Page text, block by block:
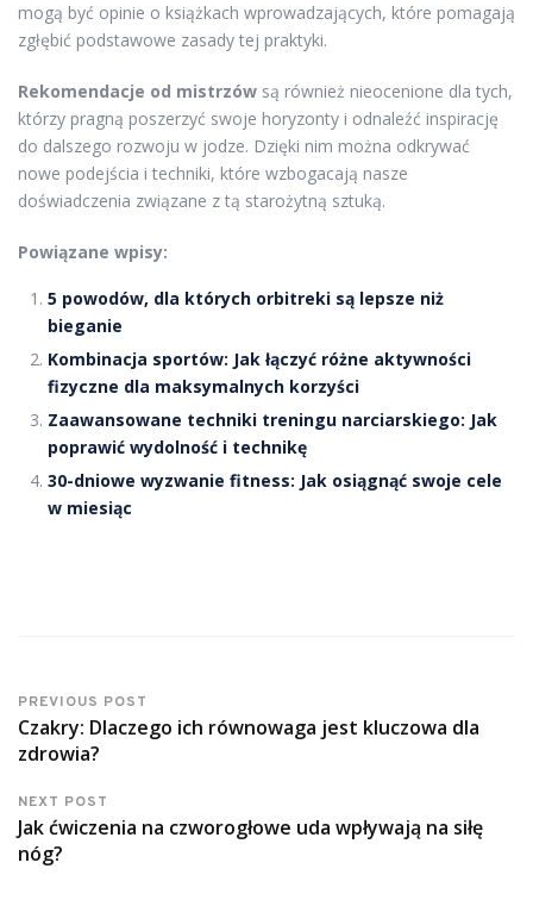
mogą być opinie o książkach wprowadzających, które pomagają
zgłębić podstawowe zasady tej praktyki.
Rekomendacje od mistrzów są również nieocenione dla tych,
którzy pragną poszerzyć swoje horyzonty i odnaleźć inspirację
do dalszego rozwoju w jodze. Dzięki nim można odkrywać
nowe podejścia i techniki, które wzbogacają nasze
doświadczenia związane z tą starożytną sztuką.
Powiązane wpisy:
5 powodów, dla których orbitreki są lepsze niż
bieganie
Kombinacja sportów: Jak łączyć różne aktywności
fizyczne dla maksymalnych korzyści
Zaawansowane techniki treningu narciarskiego: Jak
poprawić wydolność i technikę
30-dniowe wyzwanie fitness: Jak osiągnąć swoje cele
w miesiąc
PREVIOUS POST
Czakry: Dlaczego ich równowaga jest kluczowa dla
zdrowia?
NEXT POST
Jak ćwiczenia na czworogłowe uda wpływają na siłę
nóg?